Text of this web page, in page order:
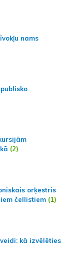
nams
(2)
orķestris
čellistiem (1)
kā izvēlēties